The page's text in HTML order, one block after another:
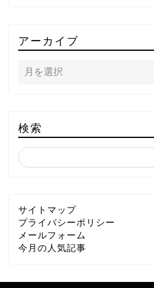
アーカイブ
検索
サイトマップ
プライバシーポリシー
メールフォーム
今月の人気記事
～DA